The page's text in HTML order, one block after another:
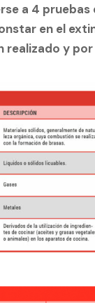
a 4 pruebas
en el
realizado y